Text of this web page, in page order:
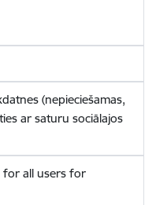
(nepieciešamas,
ar saturu sociālajos
for all users for